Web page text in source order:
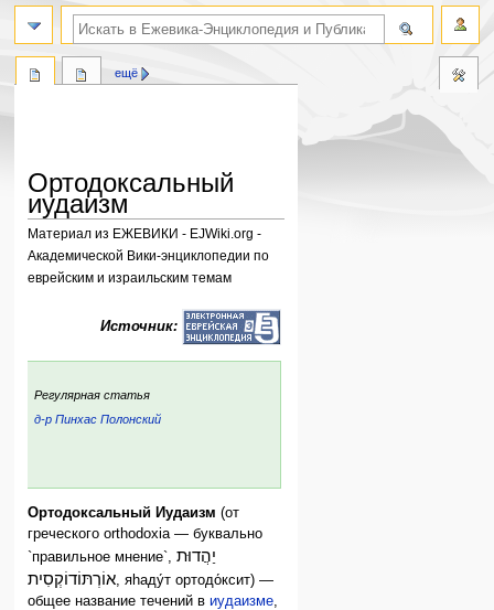
Ортодоксальный
иудаизм
Материал из ЕЖЕВИКИ - EJWiki.org -
Академической Вики-энциклопедии по
еврейским и израильским темам
Источник:
Регулярная статья
д-р Пинхас Полонский
Ортодоксальный Иудаизм (от
греческого orthodoxia — буквально
`правильное мнение`,יַהֲדוּת
אוֹרְתּוֹדוֹקְסִית , яhаду́т ортодо́ксит) —
общее название течений виудаизме
ещё
поиск по словам